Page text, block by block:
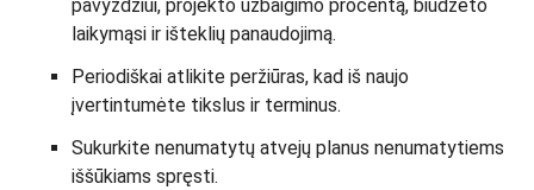
pavyzdžiui, projekto užbaigimo procentą, biudžeto
laikymąsi ir išteklių panaudojimą.
Periodiškai atlikite peržiūras, kad iš naujo
įvertintumėte tikslus ir terminus.
Sukurkite nenumatytų atvejų planus nenumatytiems
iššūkiams spręsti.